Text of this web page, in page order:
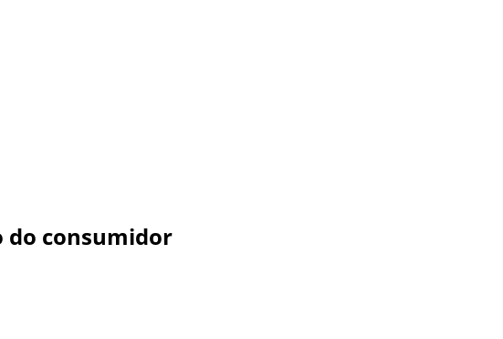
do consumidor